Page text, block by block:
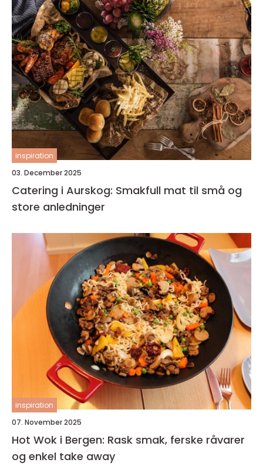
inspiration
03. December 2025
Catering i Aurskog: Smakfull mat til små og
store anledninger
inspiration
07. November 2025
Hot Wok i Bergen: Rask smak, ferske råvarer
og enkel take away